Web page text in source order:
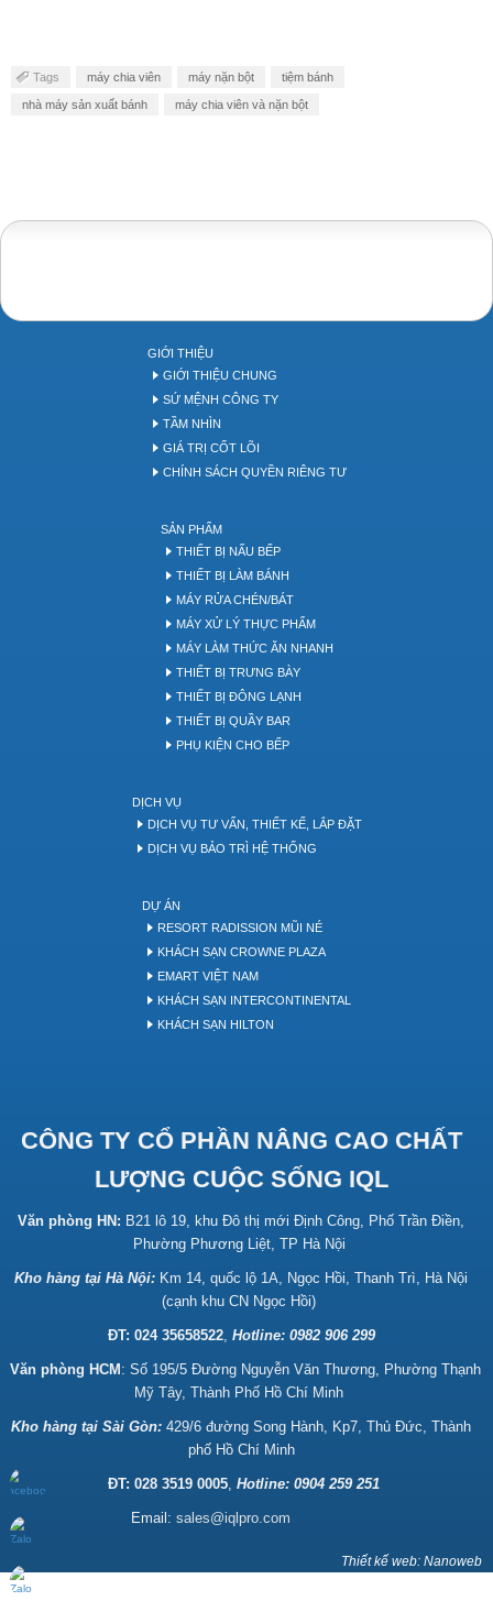
Tags máy chia viên máy nặn bột tiệm bánh
nhà máy sản xuất bánh máy chia viên và nặn bột
GIỚI THIỆU
GIỚI THIỆU CHUNG
SỨ MỆNH CÔNG TY
TẦM NHÌN
GIÁ TRỊ CỐT LÕI
CHÍNH SÁCH QUYỀN RIÊNG TƯ
SẢN PHẨM
THIẾT BỊ NẤU BẾP
THIẾT BỊ LÀM BÁNH
MÁY RỬA CHÉN/BÁT
MÁY XỬ LÝ THỰC PHẨM
MÁY LÀM THỨC ĂN NHANH
THIẾT BỊ TRƯNG BÀY
THIẾT BỊ ĐÔNG LẠNH
THIẾT BỊ QUẦY BAR
PHỤ KIỆN CHO BẾP
DỊCH VỤ
DỊCH VỤ TƯ VẤN, THIẾT KẾ, LẮP ĐẶT
DỊCH VỤ BẢO TRÌ HỆ THỐNG
DỰ ÁN
RESORT RADISSION MŨI NÉ
KHÁCH SẠN CROWNE PLAZA
EMART VIỆT NAM
KHÁCH SẠN INTERCONTINENTAL
KHÁCH SẠN HILTON
CÔNG TY CỔ PHẦN NÂNG CAO CHẤT
LƯỢNG CUỘC SỐNG IQL
Văn phòng HN: B21 lô 19, khu Đô thị mới Định Công, Phố Trần Điền,
Phường Phương Liệt, TP Hà Nội
Kho hàng tại Hà Nội: Km 14, quốc lộ 1A, Ngọc Hồi, Thanh Trì, Hà Nội
(cạnh khu CN Ngọc Hồi)
ĐT: 024 35658522, Hotline: 0982 906 299
Văn phòng HCM: Số 195/5 Đường Nguyễn Văn Thương, Phường Thạnh
Mỹ Tây, Thành Phố Hồ Chí Minh
Kho hàng tại Sài Gòn: 429/6 đường Song Hành, Kp7, Thủ Đức, Thành
phố Hồ Chí Minh
ĐT: 028 3519 0005, Hotline: 0904 259 251
Email: sales@iqlpro.com
Thiết kế web: Nanoweb